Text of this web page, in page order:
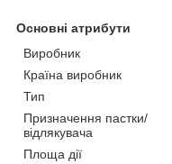
Основні атрибути
Виробник
Країна виробник
Тип
Призначення пастки/
відлякувача
Площа дії